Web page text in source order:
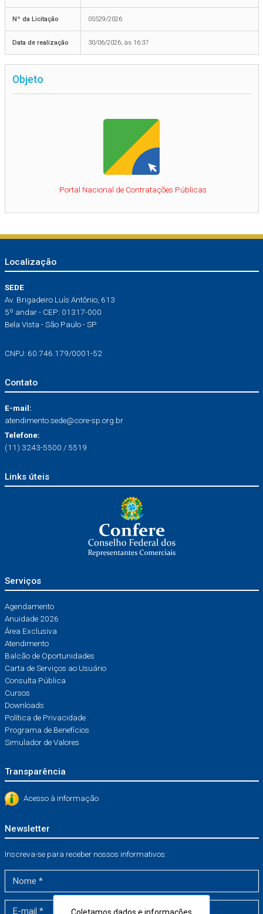
Nº da Licitação 05529/2026
Data de realização 30/06/2026, às 16:37
Objeto
Portal Nacional de Contratações Públicas
Localização
SEDE
Av. Brigadeiro Luís Antônio, 613
5º andar - CEP: 01317-000
Bela Vista - São Paulo - SP
CNPJ: 60.746.179/0001-52
Contato
E-mail:
atendimento.sede@core-sp.org.br
Telefone:
(11) 3243-5500 / 5519
Links úteis
Serviços
Agendamento
Anuidade 2026
Área Exclusiva
Atendimento
Balcão de Oportunidades
Carta de Serviços ao Usuário
Consulta Pública
Cursos
Downloads
Política de Privacidade
Programa de Benefícios
Simulador de Valores
Transparência
Acesso à informação
Newsletter
Inscreva-se para receber nossos informativos: